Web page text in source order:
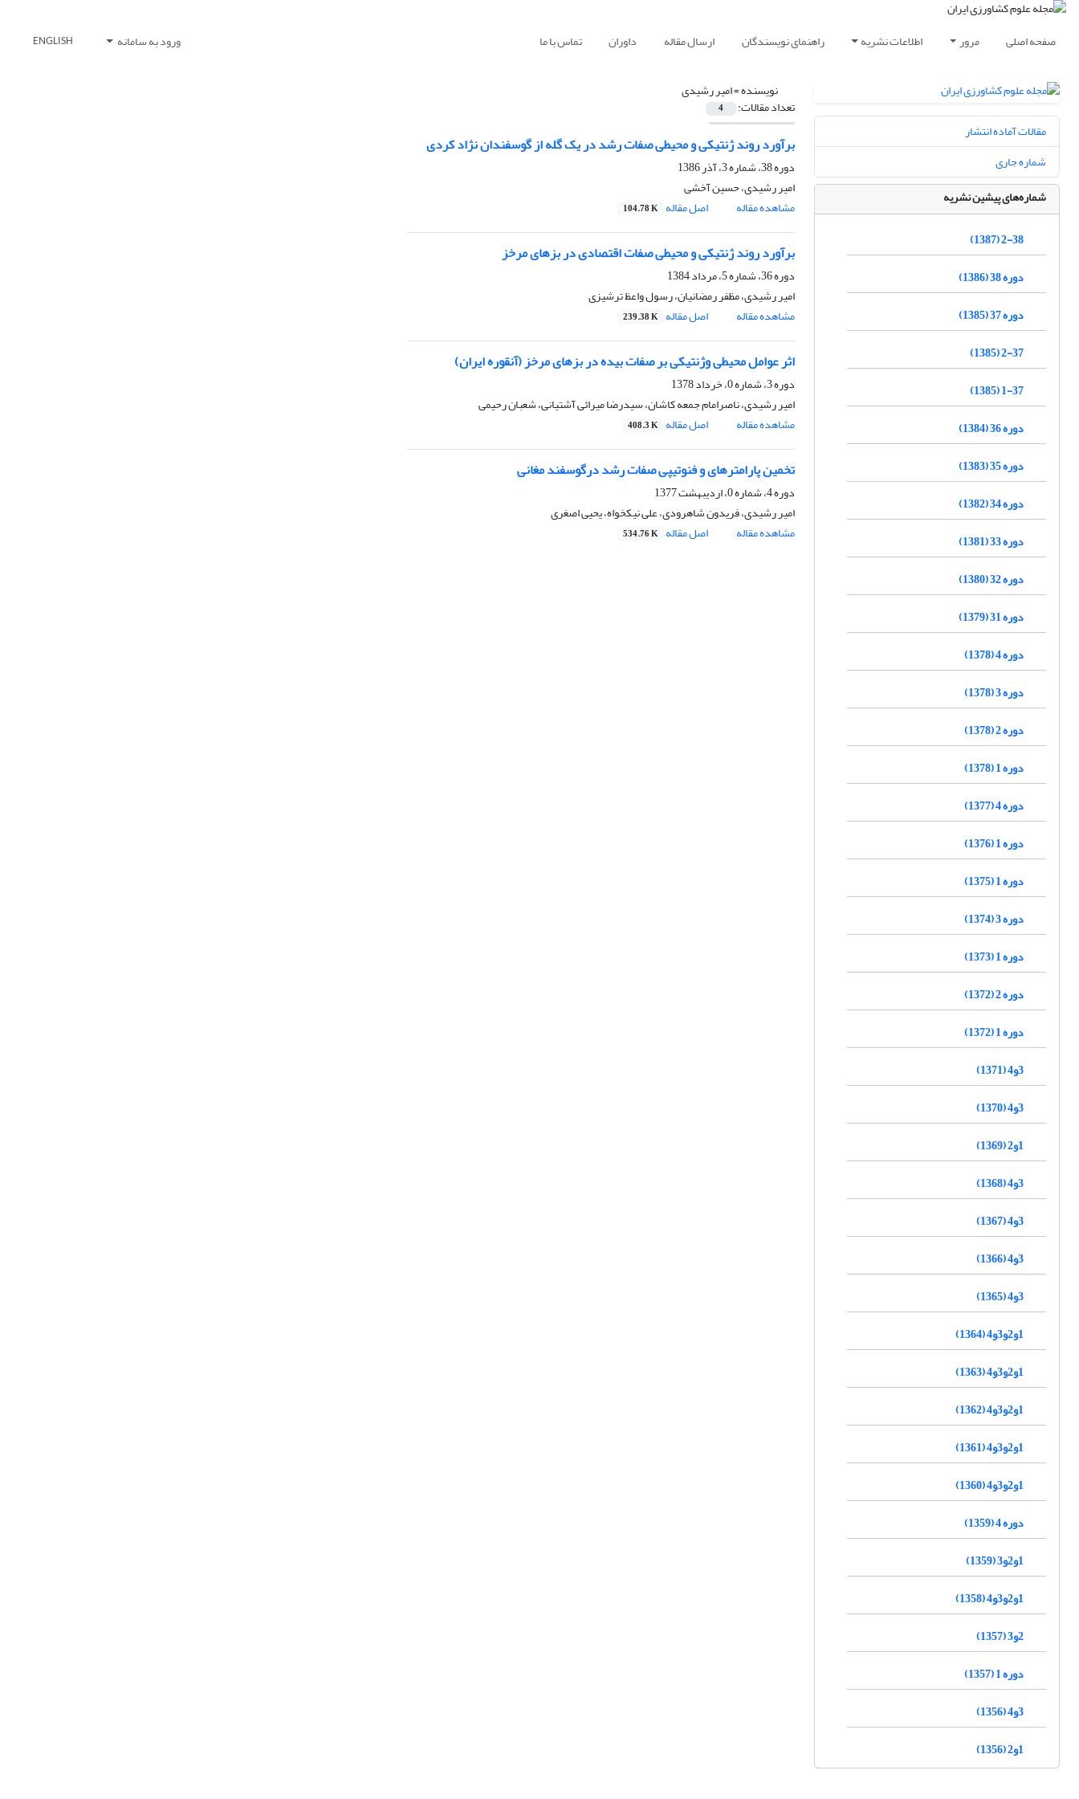
صفحه اصلی مرور اطلاعات نشریه راهنمای نویسندگان ارسال مقاله داوران تماس با ما ورود به سامانه ENGLISH
نویسنده =امیر رشیدی
تعداد مقالات: 4
برآورد روند ژنتیکی و محیطی صفات رشد در یک گله از گوسفندان نژاد کردی
دوره 38، شماره 3، آذر 1386
امیر رشیدی، حسین آخشی
مشاهده مقاله
اصل مقاله 104.78 K
برآورد روند ژنتیکی و محیطی صفات اقتصادی در بزهای مرخز
دوره 36، شماره 5، مرداد 1384
امیر رشیدی، مظفر رمضانیان، رسول واعظ ترشیزی
مشاهده مقاله
اصل مقاله 239.38 K
اثر عوامل محیطی وژنتیکی بر صفات بیده در بزهای مرخز (آنقوره ایران)
دوره 3، شماره 0، خرداد 1378
امیر رشیدی، ناصرامام جمعه کاشان، سیدرضا میرائی آشتیانی، شعبان رحیمی
مشاهده مقاله
اصل مقاله 408.3 K
تخمین پارامترهای و فنوتیپی صفات رشد درگوسفند مغانی
دوره 4، شماره 0، اردیبهشت 1377
امیر رشیدی، فریدون شاهرودی، علی نیکخواه، یحیی اصغری
مشاهده مقاله
اصل مقاله 534.76 K
مقالات آماده انتشار
شماره جاری
شماره‌های پیشین نشریه
2-38 (1387)
دوره 38 (1386)
دوره 37 (1385)
2-37 (1385)
1-37 (1385)
دوره 36 (1384)
دوره 35 (1383)
دوره 34 (1382)
دوره 33 (1381)
دوره 32 (1380)
دوره 31 (1379)
دوره 4 (1378)
دوره 3 (1378)
دوره 2 (1378)
دوره 1 (1378)
دوره 4 (1377)
دوره 1 (1376)
دوره 1 (1375)
دوره 3 (1374)
دوره 1 (1373)
دوره 2 (1372)
دوره 1 (1372)
3و4 (1371)
3و4 (1370)
1و2 (1369)
3و4 (1368)
3و4 (1367)
3و4 (1366)
3و4 (1365)
1و2و3و4 (1364)
1و2و3و4 (1363)
1و2و3و4 (1362)
1و2و3و4 (1361)
1و2و3و4 (1360)
دوره 4 (1359)
1و2و3 (1359)
1و2و3و4 (1358)
2و3 (1357)
دوره 1 (1357)
3و4 (1356)
1و2 (1356)